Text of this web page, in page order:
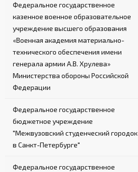
Федеральное государственное
казенное военное образовательное
учреждение высшего образования
«Военная академия материально-
технического обеспечения имени
генерала армии А.В. Хрулева»
Министерства обороны Российской
Федерации
Федеральное государственное
бюджетное учреждение
"Межвузовский студенческий городок
в Санкт-Петербурге"
Федеральное государственное